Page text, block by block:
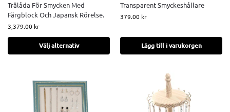
Trälåda För Smycken Med
Färgblock Och Japansk Rörelse.
3,379.00 kr
Välj alternativ
Transparent Smyckeshållare
379.00 kr
Lägg till i varukorgen